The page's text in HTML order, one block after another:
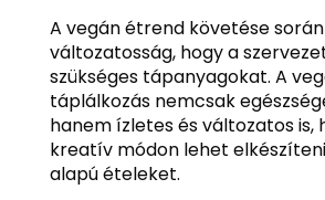
A vegán étrend követése
változatosság, hogy a
szükséges tápanyagokat. A
táplálkozás nemcsak
hanem ízletes és változatos is,
kreatív módon lehet
alapú ételeket.